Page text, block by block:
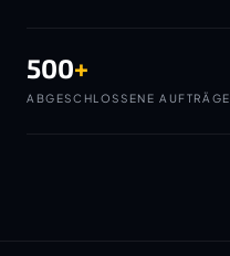
500+
ABGESCHLOSSENE AUFTRÄGE